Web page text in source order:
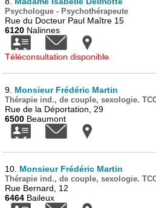
Psychologue - Psychothérapeute
Rue du Docteur Paul Maître 15
6120 Nalinnes
Téléconsultation disponible
9. Monsieur Frédéric Martin
Thérapie ind., de couple, sexologie.
Rue de la Déportation, 29
6500 Beaumont
10. Monsieur Frédéric Martin
Thérapie ind., de couple, sexologie.
Rue Bernard, 12
6464 Baileux